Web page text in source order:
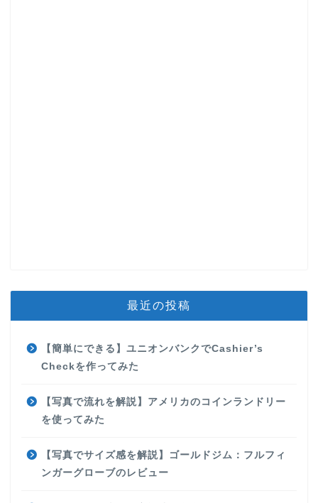
最近の投稿
【簡単にできる】ユニオンバンクでCashier’s
Checkを作ってみた
【写真で流れを解説】アメリカのコインランドリー
を使ってみた
【写真でサイズ感を解説】ゴールドジム：フルフィ
ンガーグローブのレビュー